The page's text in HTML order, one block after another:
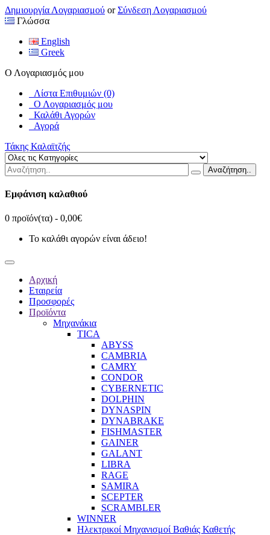
Δημιουργία Λογαριασμού orΣύνδεση Λογαριασμού
Γλώσσα
English
Greek
Ο Λογαριασμός μου
Λίστα Επιθυμιών (0)
Ο Λογαριασμός μου
Καλάθι Αγορών
Αγορά
Τάκης Καλαϊτζής
Αναζήτηση..
Εμφάνιση καλαθιού
0 προϊόν(τα) - 0,00€
Το καλάθι αγορών είναι άδειο!
Αρχική
Εταιρεία
Προσφορές
Προϊόντα
Μηχανάκια
TICA
ABYSS
CAMBRIA
CAMRY
CONDOR
CYBERNETIC
DOLPHIN
DYNASPIN
DYNABRAKE
FISHMASTER
GAINER
GALANT
LIBRA
RAGE
SAMIRA
SCEPTER
SCRAMBLER
WINNER
Ηλεκτρικοί Μηχανισμοί Βαθιάς Καθετής